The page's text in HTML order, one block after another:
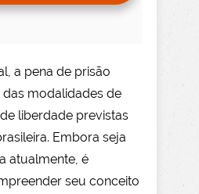
a pena de prisão
modalidades de
liberdade previstas
Embora seja
atualmente, é
seu conceito